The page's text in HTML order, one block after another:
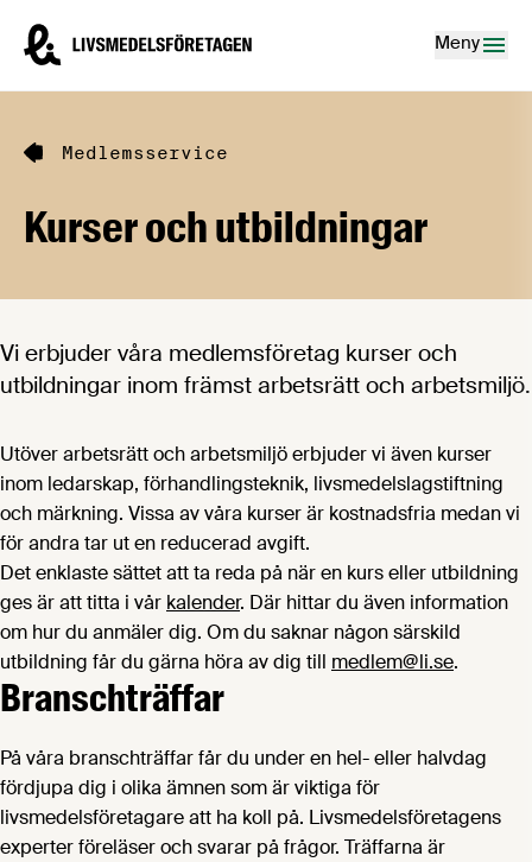
Livsmedelsföretagen – till startsidan
Meny
Medlemsservice
Kurser och utbildningar
Vi erbjuder våra medlemsföretag kurser och
utbildningar inom främst arbetsrätt och arbetsmiljö.
Utöver arbetsrätt och arbetsmiljö erbjuder vi även kurser
inom ledarskap, förhandlingsteknik, livsmedelslagstiftning
och märkning. Vissa av våra kurser är kostnadsfria medan vi
för andra tar ut en reducerad avgift.
Det enklaste sättet att ta reda på när en kurs eller utbildning
ges är att titta i vår kalender. Där hittar du även information
om hur du anmäler dig. Om du saknar någon särskild
utbildning får du gärna höra av dig till medlem@li.se.
Branschträffar
På våra branschträffar får du under en hel- eller halvdag
fördjupa dig i olika ämnen som är viktiga för
livsmedelsföretagare att ha koll på. Livsmedelsföretagens
experter föreläser och svarar på frågor. Träffarna är